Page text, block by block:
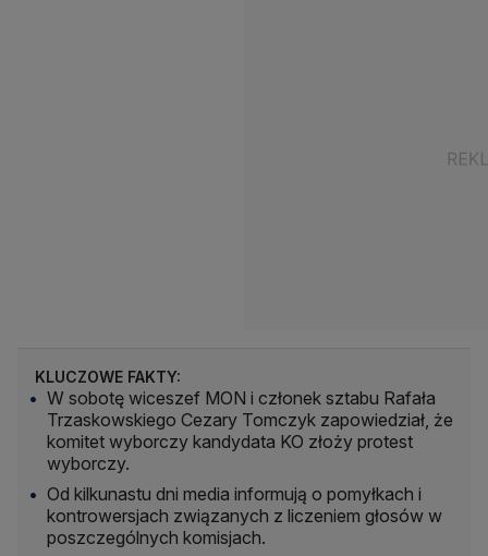
KLUCZOWE FAKTY:
W sobotę wiceszef MON i członek sztabu Rafała
Trzaskowskiego Cezary Tomczyk zapowiedział, że
komitet wyborczy kandydata KO złoży protest
wyborczy.
Od kilkunastu dni media informują o pomyłkach i
kontrowersjach związanych z liczeniem głosów w
poszczególnych komisjach.